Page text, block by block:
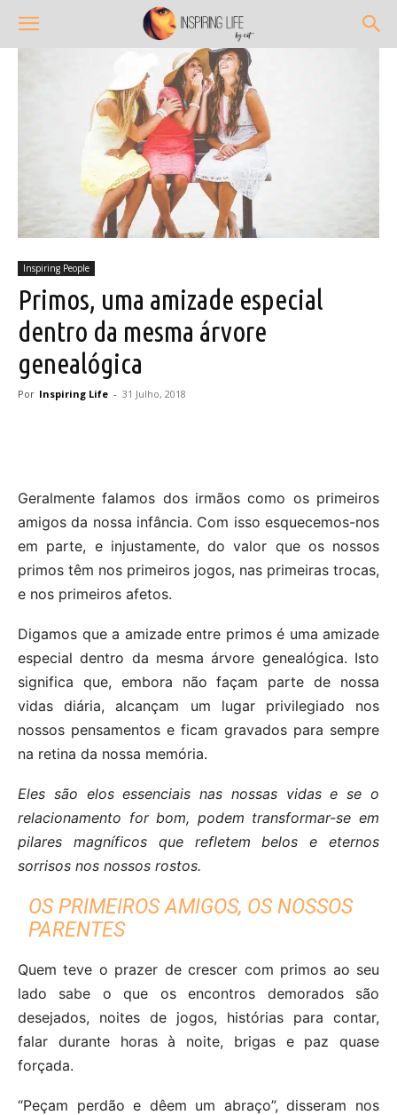
Inspiring People
Primos, uma amizade especial
dentro da mesma árvore
genealógica
Por Inspiring Life - 31 Julho, 2018
Geralmente falamos dos irmãos como os primeiros
amigos da nossa infância. Com isso esquecemos-nos
em parte, e injustamente, do valor que os nossos
primos têm nos primeiros jogos, nas primeiras trocas,
e nos primeiros afetos.
Digamos que a amizade entre primos é uma amizade
especial dentro da mesma árvore genealógica. Isto
significa que, embora não façam parte de nossa
vidas diária, alcançam um lugar privilegiado nos
nossos pensamentos e ficam gravados para sempre
na retina da nossa memória.
Eles são elos essenciais nas nossas vidas e se o
relacionamento for bom, podem transformar-se em
pilares magníficos que refletem belos e eternos
sorrisos nos nossos rostos.
OS PRIMEIROS AMIGOS, OS NOSSOS
PARENTES
Quem teve o prazer de crescer com primos ao seu
lado sabe o que os encontros demorados são
desejados, noites de jogos, histórias para contar,
falar durante horas à noite, brigas e paz quase
forçada.
“Peçam perdão e dêem um abraço”, disseram nos